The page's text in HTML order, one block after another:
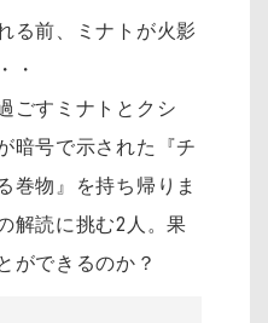
る前、ミナトが火影
・
ごすミナトとクシ
暗号で示された『チ
巻物』を持ち帰りま
解読に挑む2人。果
ができるのか？